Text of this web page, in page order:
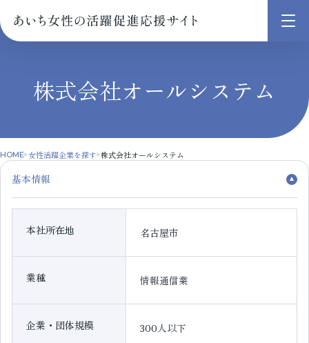
メ
株式会社オールシステム
HOME 女性活躍企業を探す 株式会社オールシステム
基本情報
本社所在地 名古屋市
業種 情報通信業
企業・団体規模 300人以下